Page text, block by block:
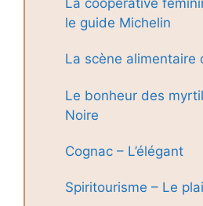
La coopérative
le guide Michelin
La scène alimentaire
Le bonheur des
Noire
Cognac – L’élégant
Spiritourisme – Le